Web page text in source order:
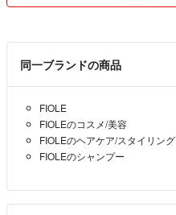
同一ブランドの商品
FIOLE
FIOLEのコスメ/美容
FIOLEのヘアケア/スタイリング
FIOLEのシャンプー